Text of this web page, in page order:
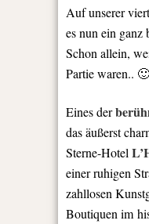
Auf unserer
es nun ein ganz
Schon allein,
Partie waren.. 🙂
Eines der
das äußerst
Sterne-Hotel
einer ruhigen
zahllosen
Boutiquen im